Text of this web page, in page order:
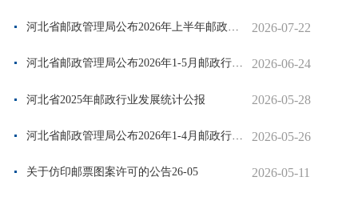
2026-07-22
河北省邮政管理局公布2026年1-5月邮政行业运行情况 2026-06-24
河北省2025年邮政行业发展统计公报 2026-05-28
河北省邮政管理局公布2026年1-4月邮政行业运行情况 2026-05-26
关于仿印邮票图案许可的公告26-05 2026-05-11